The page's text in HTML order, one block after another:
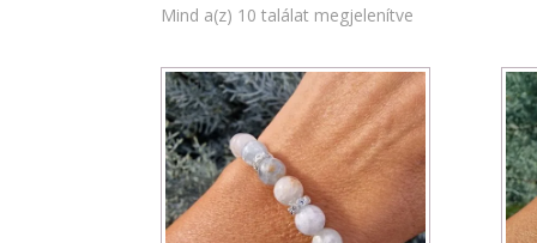
Mind a(z) 10 találat megjelenítve
latest